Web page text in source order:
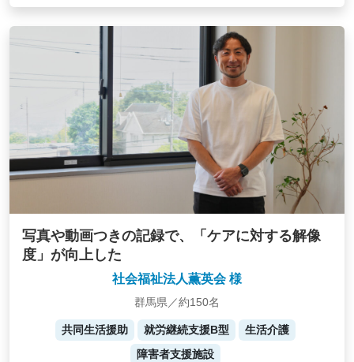
写真や動画つきの記録で、「ケアに対する解像
度」が向上した
社会福祉法人薫英会 様
群馬県／約150名
共同生活援助 就労継続支援B型
生活介護
障害者支援施設